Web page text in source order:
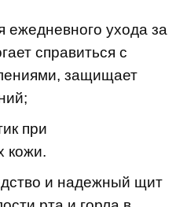
ежедневного ухода за
справиться с
защищает
при
кожи.
и надежный щит